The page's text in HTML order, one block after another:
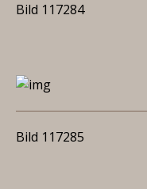
Bild 117284
Bild 117285